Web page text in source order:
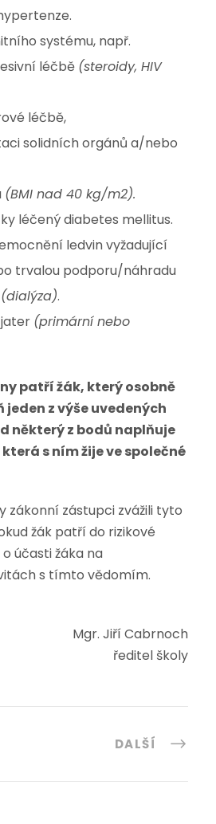
systému, např.
léčbě (steroidy, HIV
léčbě,
solidních orgánů a/nebo
(BMI nad 40 kg/m2).
léčený diabetes mellitus.
ledvin vyžadující
trvalou podporu/náhradu
(dialýza).
(primární nebo
patří žák, který osobně
z výše uvedených
některý z bodů naplňuje
s ním žije ve společné
zákonní zástupci zvážili tyto
žák patří do rizikové
účasti žáka na
s tímto vědomím.
Mgr. Jiří Cabrnoch
ředitel školy
DALŠÍ